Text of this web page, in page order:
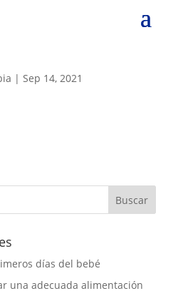
| Sep 14, 2021
días del bebé
una adecuada alimentación